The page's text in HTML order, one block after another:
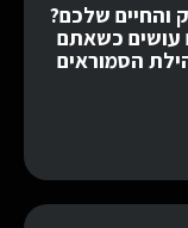
שלכם?
עושים כשאתם
הסמוראים